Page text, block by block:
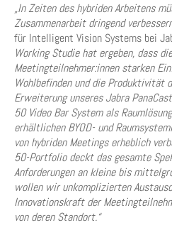
„In Zeiten des hybriden Arbeitens
Zusammenarbeit dringend
für Intelligent Vision Systems bei
Working Studie hat ergeben, dass
Meetingteilnehmer:innen starken
Wohlbefinden und die Produktivität
Erweiterung unseres Jabra
50 Video Bar System als
erhältlichen BYOD- und
von hybriden Meetings erheblich
50-Portfolio deckt das gesamte
Anforderungen an kleine bis
wollen wir unkomplizierten
Innovationskraft der
von deren Standort.“